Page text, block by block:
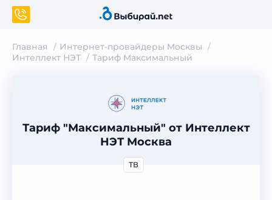
Главная
Интернет-провайдеры Москвы
Интеллект НЭТ
Тариф Максимальный
Тариф "Максимальный" от Интеллект
НЭТ Москва
ТВ